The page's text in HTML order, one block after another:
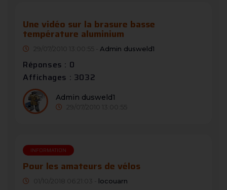
Une vidéo sur la brasure basse
température aluminium
29/07/2010 13:00:55 - Admin dusweld1
Réponses : 0
Affichages : 3032
Admin dusweld1
29/07/2010 13:00:55
INFORMATION
Pour les amateurs de vélos
01/10/2018 06:21:03 - locouarn